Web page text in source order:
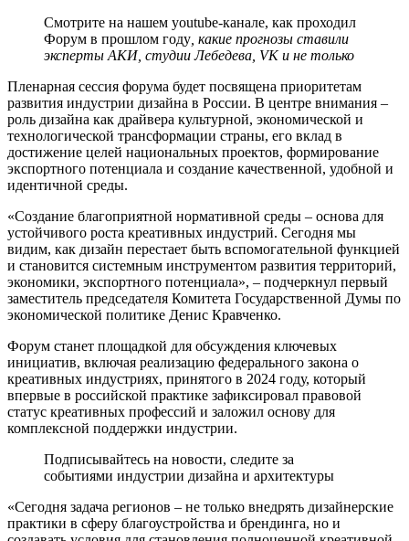
Смотрите на нашем youtube-канале, как проходил
Форум в прошлом году , какие прогнозы ставили
эксперты АКИ, студии Лебедева, VK и не только
Пленарная сессия форума будет посвящена приоритетам
развития индустрии дизайна в России. В центре внимания –
роль дизайна как драйвера культурной, экономической и
технологической трансформации страны, его вклад в
достижение целей национальных проектов, формирование
экспортного потенциала и создание качественной, удобной и
идентичной среды.
«Создание благоприятной нормативной среды – основа для
устойчивого роста креативных индустрий. Сегодня мы
видим, как дизайн перестает быть вспомогательной функцией
и становится системным инструментом развития территорий,
экономики, экспортного потенциала», – подчеркнул первый
заместитель председателя Комитета Государственной Думы по
экономической политике Денис Кравченко.
Форум станет площадкой для обсуждения ключевых
инициатив, включая реализацию федерального закона о
креативных индустриях, принятого в 2024 году, который
впервые в российской практике зафиксировал правовой
статус креативных профессий и заложил основу для
комплексной поддержки индустрии.
Подписывайтесь на новости, следите за
событиями индустрии дизайна и архитектуры
«Сегодня задача регионов – не только внедрять дизайнерские
практики в сферу благоустройства и брендинга, но и